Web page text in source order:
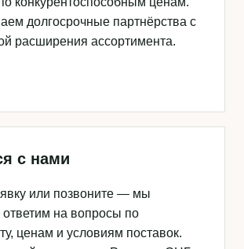
долгосрочные партнёрства с
расширения ассортимента.
с нами
или позвоните — мы
ответим на вопросы по
ценам и условиям поставок.